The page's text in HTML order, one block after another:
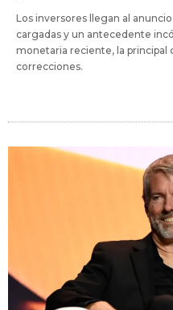
Los inversores llegan al
cargadas y un antecedente
monetaria reciente, la
correcciones.